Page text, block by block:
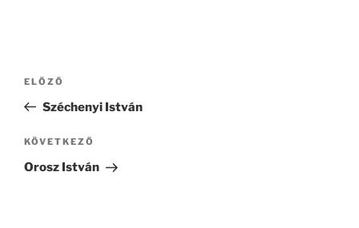
Bejegyzés
Korábbi
bejegyzés
ELŐZŐ
Széchenyi István
Következő
bejegyzés
KÖVETKEZŐ
Orosz István